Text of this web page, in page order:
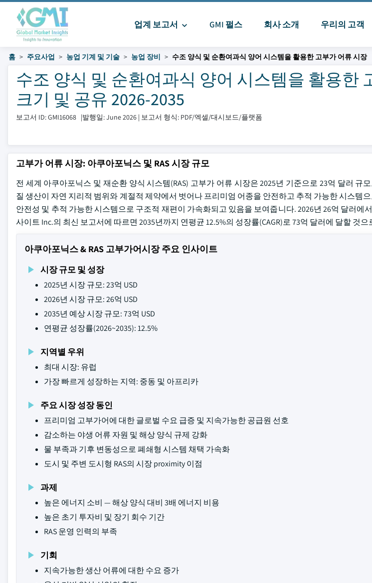
업계 보고서 GMI 펄스 회사 소개 우리의 고객
홈 주요사업 농업 기계 및 기술 농업 장비 수조 양식 및 순환여과식 양어 시스템을 활용한 고부가 어류 시장
수조 양식 및 순환여과식 양어 시스템을 활용한
크기 및 공유 2026-2035
보고서 ID: GMI16068 |발행일: June 2026 | 보고서 형식: PDF/엑셀/대시보드/플랫폼
고부가 어류 시장: 아쿠아포닉스 및 RAS 시장 규모
전 세계 아쿠아포닉스 및 재순환 양식 시스템(RAS) 고부가 어류 시장은 2025년 기준으로 23억 달러 규
질 생산이 자연 지리적 범위와 계절적 제약에서 벗어나 프리미엄 어종을 안전하고 추적 가능한 시스템
안전성 및 추적 가능한 시스템으로 구조적 재편이 가속화되고 있음을 보여줍니다. 2026년 26억 달러에
사이트 Inc.의 최신 보고서에 따르면 2035년까지 연평균 12.5%의 성장률(CAGR)로 73억 달러에 달할 것
아쿠아포닉스 & RAS 고부가어시장 주요 인사이트
시장 규모 및 성장
2025년 시장 규모: 23억 USD
2026년 시장 규모: 26억 USD
2035년 예상 시장 규모: 73억 USD
연평균 성장률(2026~2035): 12.5%
지역별 우위
최대 시장: 유럽
가장 빠르게 성장하는 지역: 중동 및 아프리카
주요 시장 성장 동인
프리미엄 고부가어에 대한 글로벌 수요 급증 및 지속가능한 공급원 선호
감소하는 야생 어류 자원 및 해상 양식 규제 강화
물 부족과 기후 변동성으로 폐쇄형 시스템 채택 가속화
도시 및 주변 도시형 RAS의 시장 proximity 이점
과제
높은 에너지 소비 — 해상 양식 대비 3배 에너지 비용
높은 초기 투자비 및 장기 회수 기간
RAS 운영 인력의 부족
기회
지속가능한 생산 어류에 대한 수요 증가